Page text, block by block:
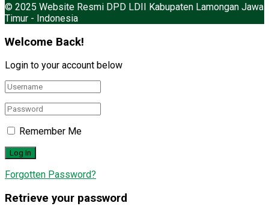
© 2025 Website Resmi DPD LDII Kabupaten Lamongan Jawa
Timur - Indonesia
Welcome Back!
Login to your account below
Remember Me
Forgotten Password?
Retrieve your password